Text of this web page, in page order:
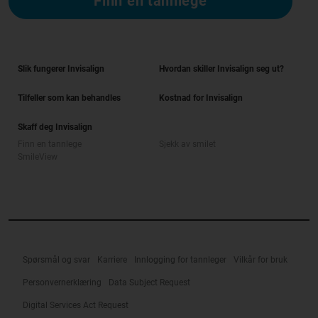
Slik fungerer Invisalign Hvordan skiller Invisalign seg ut?
Tilfeller som kan behandles Kostnad for Invisalign
Skaff deg Invisalign
Spørsmål og svar Karriere Innlogging for tannleger Vilkår for bruk
Personvernerklæring Data Subject Request
Digital Services Act Request